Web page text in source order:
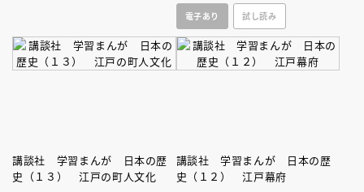
電子あり
試し読み
講談社 学習まんが 日本の歴
史（１３） 江戸の町人文化
講談社 学習まんが 日本の歴
史（１２） 江戸幕府